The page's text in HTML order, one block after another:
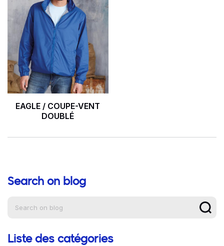
EAGLE / COUPE-VENT
DOUBLÉ
Aide à la navigation
Search on blog
Liste des catégories